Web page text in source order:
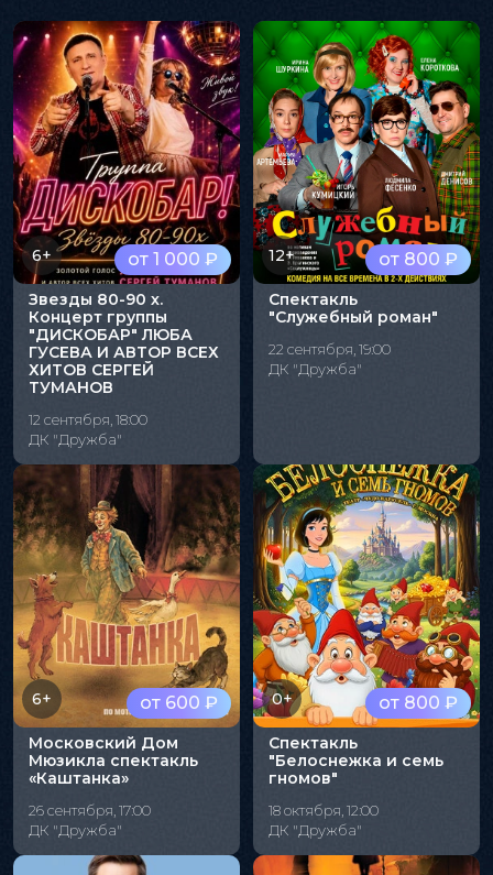
от 1 000 ₽
6+
Звезды 80-90 х.
Концерт группы
"ДИСКОБАР" ЛЮБА
ГУСЕВА И АВТОР ВСЕХ
ХИТОВ СЕРГЕЙ
ТУМАНОВ
12 сентября, 18:00
ДК "Дружба"
от 800 ₽
12+
Спектакль
"Служебный роман"
22 сентября, 19:00
ДК "Дружба"
от 600 ₽
6+
Московский Дом
Мюзикла спектакль
«Каштанка»
26 сентября, 17:00
ДК "Дружба"
от 800 ₽
0+
Спектакль
"Белоснежка и семь
гномов"
18 октября, 12:00
ДК "Дружба"